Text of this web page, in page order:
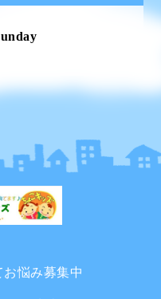
お悩み募集中